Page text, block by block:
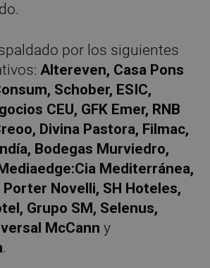
por los siguientes
Altereven, Casa Pons
Schober, ESIC,
CEU, GFK Emer, RNB
Divina Pastora, Filmac,
Bodegas Murviedro,
Mediterránea,
Novelli, SH Hoteles,
Grupo SM, Selenus,
McCanny
.